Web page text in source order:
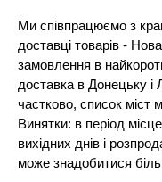
Ми співпрацюємо з
доставці товарів -
замовлення в
доставка в Донецьку і
частково, список міст
Винятки: в період
вихідних днів і
може знадобитися